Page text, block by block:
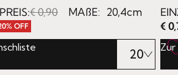
€0,90
OFF
MAßE: 20,4cm
€
Zur